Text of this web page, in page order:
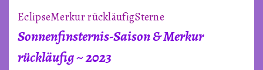
EclipseMerkur rückläufigSterne
Sonnenfinsternis-Saison & Merkur
rückläufig ~ 2023